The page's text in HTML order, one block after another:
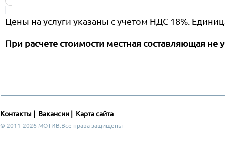
Цены на услуги указаны с учетом НДС 18%.
При расчете стоимости местная составляющая не
Контакты Вакансии Карта сайта
© 2011-2026 МОТИВ.Все права защищены